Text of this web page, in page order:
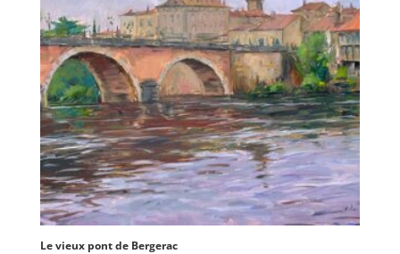
Le vieux pont de Bergerac